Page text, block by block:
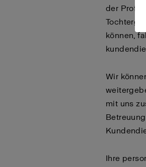
der
können,
Wir
mit uns
Ihre